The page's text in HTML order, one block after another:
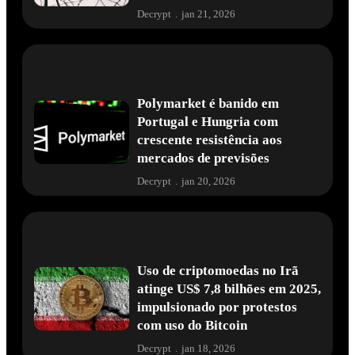
Decrypt . jan 21, 2026
Polymarket é banido em
Portugal e Hungria com
crescente resistência aos
mercados de previsões
Decrypt . jan 20, 2026
Uso de criptomoedas no Irã
atinge US$ 7,8 bilhões em 2025,
impulsionado por protestos
com uso do Bitcoin
Decrypt jan 18, 2026